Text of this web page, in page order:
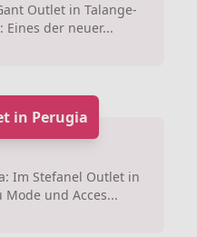
Outlet in Talange-
Eines der neuer...
in Perugia
Im Stefanel Outlet in
und Acces...